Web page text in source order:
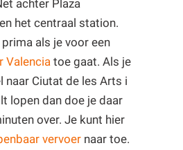
achter Plaza
het centraal station.
als je voor een
Valencia toe gaat. Als je
naar Ciutat de les Arts i
lopen dan doe je daar
over. Je kunt hier
vervoer naar toe.